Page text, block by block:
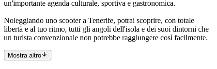
un'importante agenda culturale, sportiva e gastronomica.
Noleggiando uno scooter a Tenerife, potrai scoprire, con totale
libertà e al tuo ritmo, tutti gli angoli dell'isola e dei suoi dintorni che
un turista convenzionale non potrebbe raggiungere così facilmente.
Mostra altro